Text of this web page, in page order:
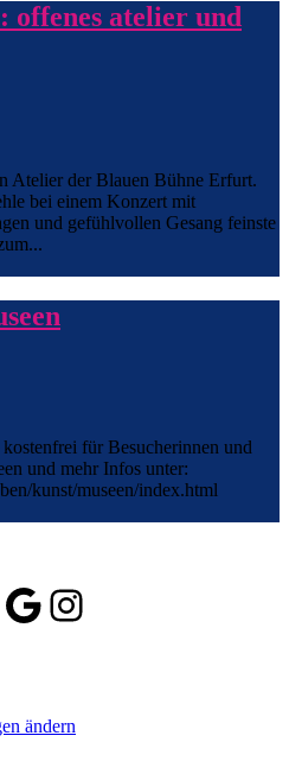
offenes atelier und
Atelier der Blauen Bühne Erfurt.
bei einem Konzert mit
und gefühlvollen Gesang feinste
für Besucherinnen und
und mehr Infos unter:
kunst/museen/index.html
Google
Instagram
ändern